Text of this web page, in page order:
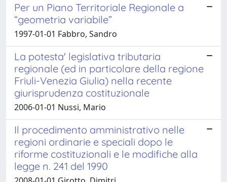
Per un Piano Territoriale Regionale a
“geometria variabile”
1997-01-01 Fabbro, Sandro
La potesta' legislativa tributaria
regionale (ed in particolare della regione
Friuli-Venezia Giulia) nella recente
giurisprudenza costituzionale
2006-01-01 Nussi, Mario
Il procedimento amministrativo nelle
regioni ordinarie e speciali dopo le
riforme costituzionali e le modifiche alla
legge n. 241 del 1990